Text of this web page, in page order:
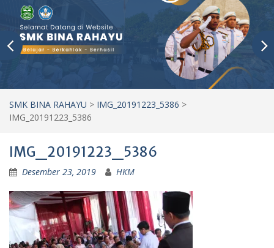
SMK BINA RAHAYU > IMG_20191223_5386 >
IMG_20191223_5386
IMG_20191223_5386
Desember 23, 2019 HKM